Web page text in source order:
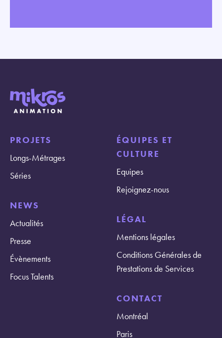
PROJETS
Longs-Métrages
Séries
NEWS
Actualités
Presse
Évènements
Focus Talents
ÉQUIPES ET
CULTURE
Equipes
Rejoignez-nous
LÉGAL
Mentions légales
Conditions Générales de
Prestations de Services
CONTACT
Montréal
Paris